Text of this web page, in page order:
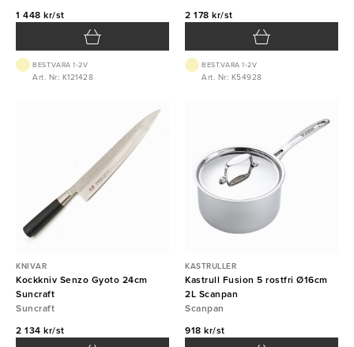
1 448 kr/st
BEST.VARA 1-2V
Art. Nr: K121428
2 178 kr/st
BEST.VARA 1-2V
Art. Nr: K54928
KNIVAR
Kockkniv Senzo Gyoto 24cm
Suncraft
Suncraft
2 134 kr/st
KASTRULLER
Kastrull Fusion 5 rostfri Ø16cm
2L Scanpan
Scanpan
918 kr/st